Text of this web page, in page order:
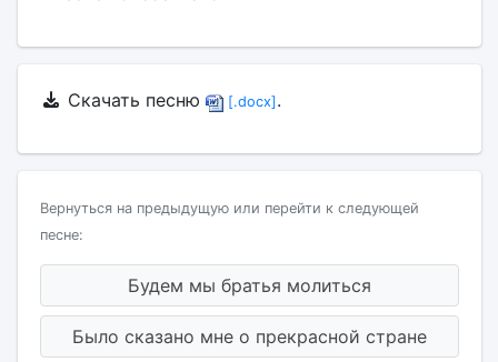
Скачать песню [.docx] .
Вернуться на предыдущую или перейти к следующей
песне:
Будем мы братья молиться
Было сказано мне о прекрасной стране